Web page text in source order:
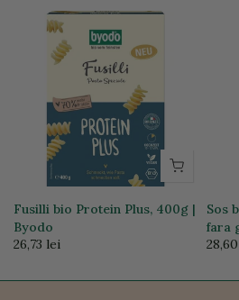
Fusilli bio Protein Plus, 400g |
Byodo
26,73 lei
Sos
fara